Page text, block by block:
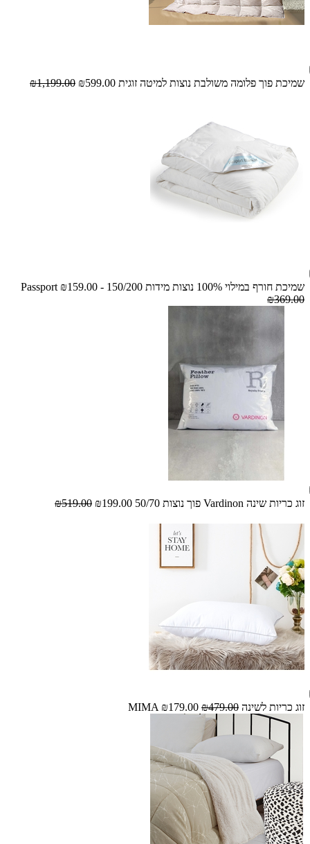
שמיכת פוך פלומה משולבת נוצות למיטה זוגית ₪599.00
₪1,199.00
שמיכת חורף במילוי 100% נוצות מידות 150/200 - Passport
₪159.00
₪369.00
זוג כריות שינה Vardinon פוך נוצות 50/70 ₪199.00
₪519.00
זוג כריות לשינה MIMA ₪179.00 ₪479.00